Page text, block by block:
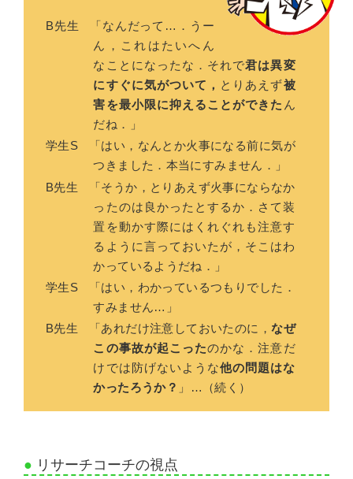
B先生
「なんだって…．うー
ん，これはたいへん
なことになったな．それで君は異変
にすぐに気がついて， とりあえず被
害を最小限に抑えることができた ん
だね．」
学生S
「はい，なんとか火事になる前に気が
つきました．本当にすみません．」
B先生
「そうか，とりあえず火事にならなか
ったのは良かったとするか．さて装
置を動かす際にはくれぐれも注意す
るように言っておいたが，そこはわ
かっているようだね．」
学生S
「はい，わかっているつもりでした．
すみません…」
B先生
「あれだけ注意しておいたのに，なぜ
この事故が起こったのかな．注意だ
けでは防げないような他の問題はな
かったろうか？ 」…（続く）
リサーチコーチの視点